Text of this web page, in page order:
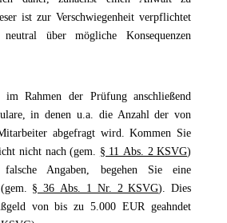
ist zur Verschwiegenheit verpflichtet
über mögliche Konsequenzen
Rahmen der Prüfung anschließend
in denen u.a. die Anzahl der von
abgefragt wird. Kommen Sie
nicht nach (gem. § 11 Abs. 2 KSVG)
Angaben, begehen Sie eine
§ 36 Abs. 1 Nr. 2 KSVG). Dies
von bis zu 5.000 EUR geahndet